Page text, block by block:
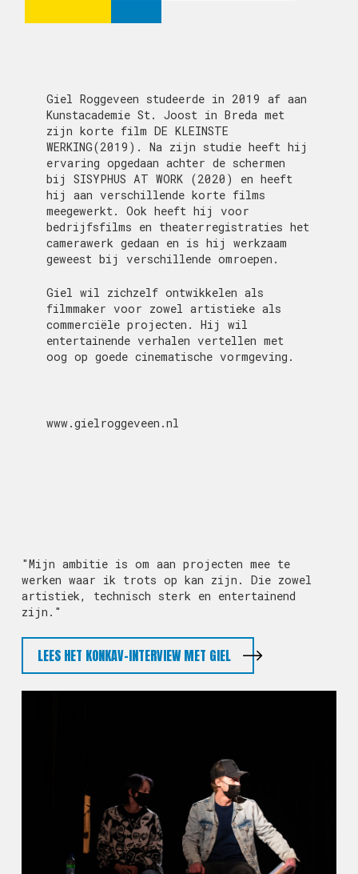
Giel Roggeveen studeerde in 2019 af aan
Kunstacademie St. Joost in Breda met
zijn korte film DE KLEINSTE
WERKING(2019). Na zijn studie heeft hij
ervaring opgedaan achter de schermen
bij SISYPHUS AT WORK (2020) en heeft
hij aan verschillende korte films
meegewerkt. Ook heeft hij voor
bedrijfsfilms en theaterregistraties het
camerawerk gedaan en is hij werkzaam
geweest bij verschillende omroepen.
Giel wil zichzelf ontwikkelen als
filmmaker voor zowel artistieke als
commerciële projecten. Hij wil
entertainende verhalen vertellen met
oog op goede cinematische vormgeving.
www.gielroggeveen.nl
"Mijn ambitie is om aan projecten mee te
werken waar ik trots op kan zijn. Die zowel
artistiek, technisch sterk en entertainend
zijn."
LEES HET KONKAV-INTERVIEW MET GIEL